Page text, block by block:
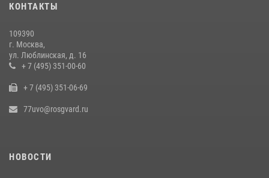
В центре столицы сотрудники Росгвардии задержали нарушителей
14 июля 2026, 08:00
В Москве сотрудники Росгвардии оказали помощь девушке,
17 июля 2026, 14:00
КОНТАКТЫ
109390
г. Москва,
ул. Люблинская, д. 16
+ 7 (495) 351-00-60
+ 7 (495) 351-06-69
77uvo@rosgvard.ru
НОВОСТИ